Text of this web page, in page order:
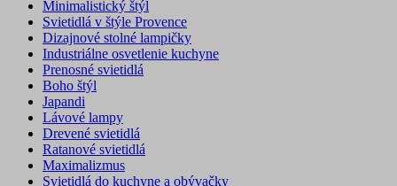
Minimalistický štýl
Svietidlá v štýle Provence
Dizajnové stolné lampičky
Industriálne osvetlenie kuchyne
Prenosné svietidlá
Boho štýl
Japandi
Lávové lampy
Drevené svietidlá
Ratanové svietidlá
Maximalizmus
Svietidlá do kuchyne a obývačky